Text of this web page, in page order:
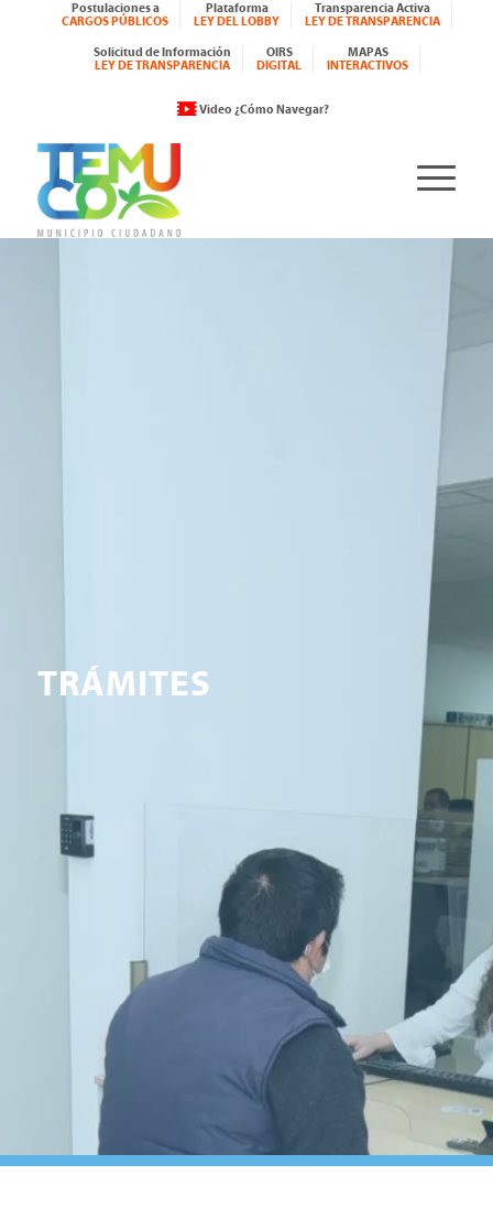
Postulaciones a
CARGOS PÚBLICOS
Plataforma
LEY DEL LOBBY
Transparencia Activa
LEY DE TRANSPARENCIA
Solicitud de Información
LEY DE TRANSPARENCIA
OIRS
DIGITAL
MAPAS
INTERACTIVOS
Video ¿Cómo Navegar?
TRÁMITES